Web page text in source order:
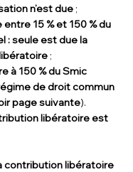
n’est due ;
15 % et 150 % du
: seule est due la
;
à 150 % du Smic
de droit commun
page suivante).
libératoire est
contribution libératoire